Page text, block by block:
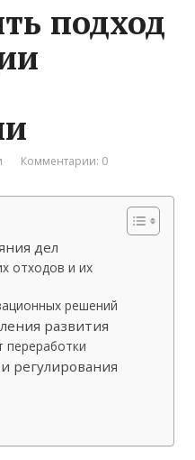
подход
Комментарии: 0
дел
отходов и их
решений
развития
переработки
регулирования